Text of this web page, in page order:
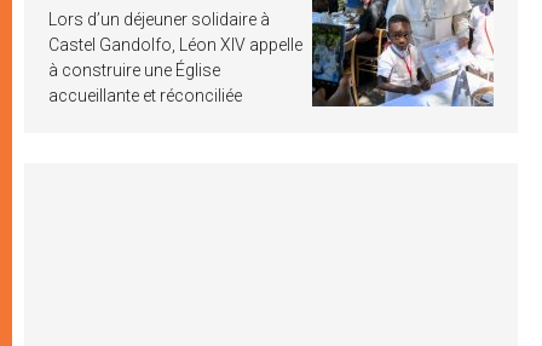
Lors d’un déjeuner solidaire à
Castel Gandolfo, Léon XIV appelle
à construire une Église
accueillante et réconciliée